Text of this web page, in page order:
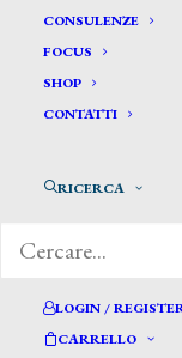
CONSULENZE
FOCUS
SHOP
CONTATTI
RICERCA
LOGIN /
CARRELLO